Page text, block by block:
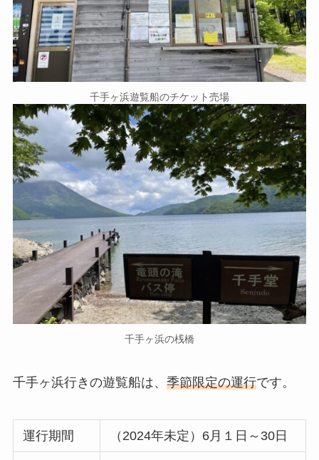
千手ヶ浜遊覧船のチケット売場
千手ヶ浜の桟橋
千手ヶ浜行きの遊覧船は、 季節限定の運行です。
運行期間 （2024年未定）6月１日～30日